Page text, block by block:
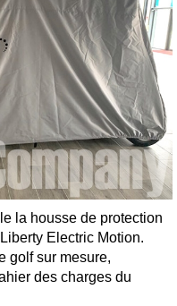
la housse de protection
Electric Motion.
golf sur mesure,
des charges du